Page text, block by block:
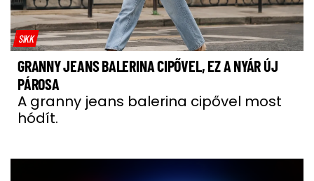
SIKK
GRANNY JEANS BALERINA CIPŐVEL, EZ A NYÁR ÚJ
PÁROSA
A granny jeans balerina cipővel most
hódít.